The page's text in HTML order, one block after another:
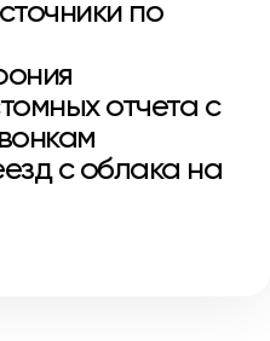
по
отчета с
с облака на